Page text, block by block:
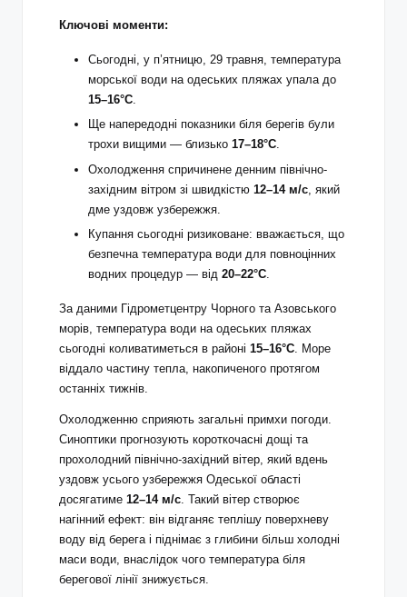
Ключові моменти:
Сьогодні, у п’ятницю, 29 травня, температура
морської води на одеських пляжах упала до
15–16°С.
Ще напередодні показники біля берегів були
трохи вищими — близько 17–18°С.
Охолодження спричинене денним північно-
західним вітром зі швидкістю 12–14 м/с , який
дме уздовж узбережжя.
Купання сьогодні ризиковане: вважається, що
безпечна температура води для повноцінних
водних процедур — від 20–22°С
За даними Гідрометцентру Чорного та Азовського
морів, температура води на одеських пляжах
сьогодні коливатиметься в районі 15–16°С . Море
віддало частину тепла, накопиченого протягом
останніх тижнів.
Охолодженню сприяють загальні примхи погоди.
Синоптики прогнозують короткочасні дощі та
прохолодний північно‑західний вітер, який вдень
уздовж усього узбережжя Одеської області
досягатиме 12–14 м/с . Такий вітер створює
нагінний ефект: він відганяє теплішу поверхневу
воду від берега і піднімає з глибини більш холодні
маси води, внаслідок чого температура біля
берегової лінії знижується.